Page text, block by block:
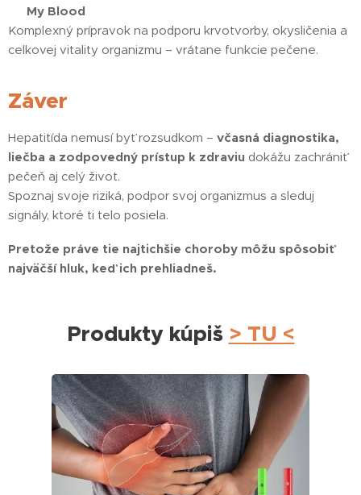
My Blood
Komplexný prípravok na podporu krvotvorby, okysličenia a
celkovej vitality organizmu – vrátane funkcie pečene.
Záver
Hepatitída nemusí byť rozsudkom – včasná diagnostika,
liečba a zodpovedný prístup k zdraviu dokážu zachrániť
pečeň aj celý život.
Spoznaj svoje riziká, podpor svoj organizmus a sleduj
signály, ktoré ti telo posiela.
Pretože práve tie najtichšie choroby môžu spôsobiť
najväčší hluk, keď ich prehliadneš.
Produkty kúpiš > TU <